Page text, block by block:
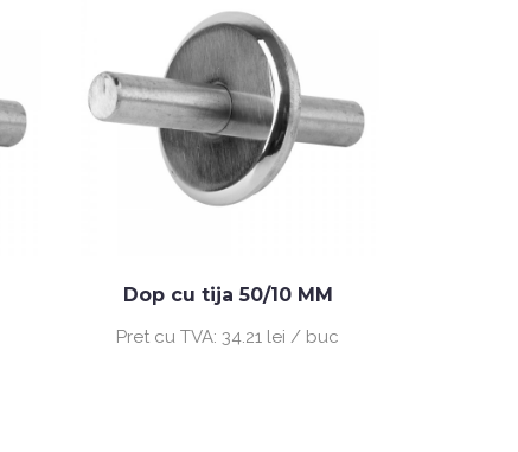
Dop cu tija 50/10 MM
Pret cu TVA: 34.21 lei / buc